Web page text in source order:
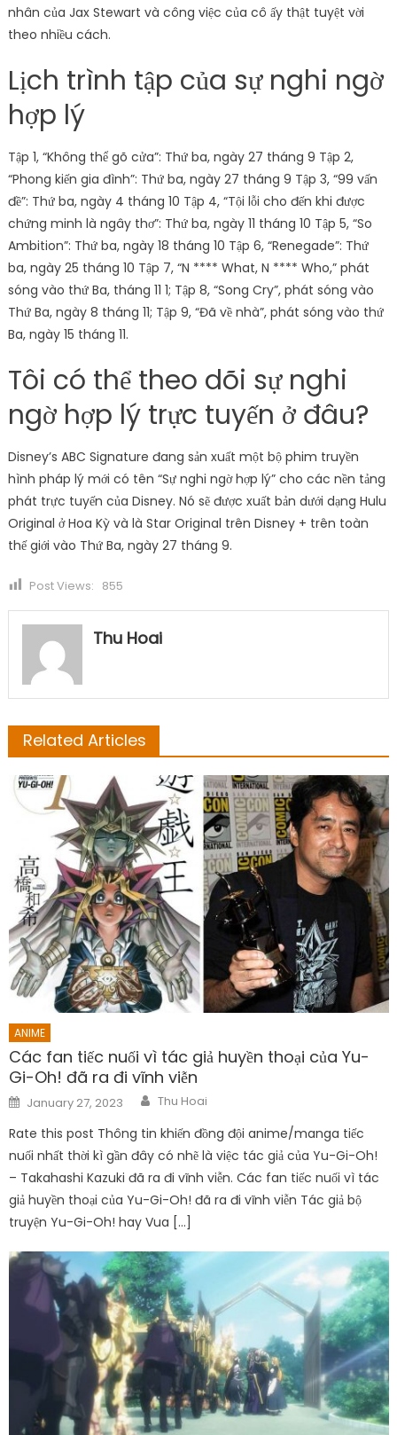
nhân của Jax Stewart và công việc của cô ấy thật tuyệt vời
theo nhiều cách.
Lịch trình tập của sự nghi ngờ
hợp lý
Tập 1, “Không thể gõ cửa”: Thứ ba, ngày 27 tháng 9 Tập 2,
“Phong kiến ​​gia đình”: Thứ ba, ngày 27 tháng 9 Tập 3, “99 vấn
đề”: Thứ ba, ngày 4 tháng 10 Tập 4, “Tội lỗi cho đến khi được
chứng minh là ngây thơ”: Thứ ba, ngày 11 tháng 10 Tập 5, “So
Ambition”: Thứ ba, ngày 18 tháng 10 Tập 6, “Renegade”: Thứ
ba, ngày 25 tháng 10 Tập 7, “N **** What, N **** Who,” phát
sóng vào thứ Ba, tháng 11 1; Tập 8, “Song Cry”, phát sóng vào
Thứ Ba, ngày 8 tháng 11; Tập 9, “Đã về nhà”, phát sóng vào thứ
Ba, ngày 15 tháng 11.
Tôi có thể theo dõi sự nghi
ngờ hợp lý trực tuyến ở đâu?
Disney’s ABC Signature đang sản xuất một bộ phim truyền
hình pháp lý mới có tên “Sự nghi ngờ hợp lý” cho các nền tảng
phát trực tuyến của Disney. Nó sẽ được xuất bản dưới dạng Hulu
Original ở Hoa Kỳ và là Star Original trên Disney + trên toàn
thế giới vào Thứ Ba, ngày 27 tháng 9.
Post Views: 855
Thu Hoai
Related Articles
ANIME
Các fan tiếc nuối vì tác giả huyền thoại của Yu-
Gi-Oh! đã ra đi vĩnh viễn
Posted
on
January 27, 2023 Author
Thu Hoai
Rate this post Thông tin khiến đồng đội anime/manga tiếc
nuối nhất thời kì gần đây có nhẽ là việc tác giả của Yu-Gi-Oh!
– Takahashi Kazuki đã ra đi vĩnh viễn. Các fan tiếc nuối vì tác
giả huyền thoại của Yu-Gi-Oh! đã ra đi vĩnh viễn Tác giả bộ
truyện Yu-Gi-Oh! hay Vua […]